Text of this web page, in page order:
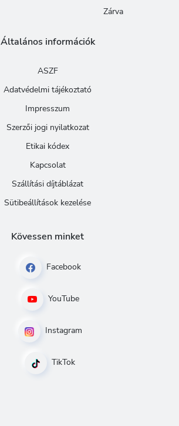
Zárva
Általános információk
ASZF
Adatvédelmi tájékoztató
Impresszum
Szerzői jogi nyilatkozat
Etikai kódex
Kapcsolat
Szállítási díjtáblázat
Sütibeállítások kezelése
Kövessen minket
Facebook
YouTube
Instagram
TikTok